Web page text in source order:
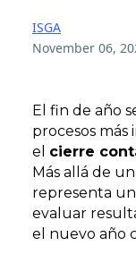
ISGA
November 06,
El fin de año
procesos
el cierre
Más allá de
representa
evaluar
el nuevo año